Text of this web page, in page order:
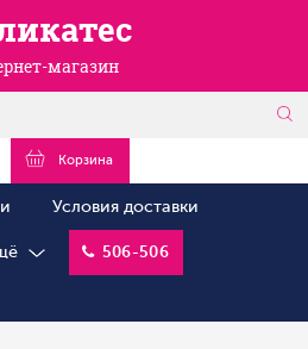
магазин
Корзина
Условия доставки
506-506